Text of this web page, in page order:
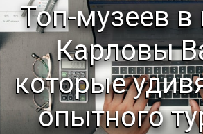
Топ-музеев в
Карловы
которые
опытного